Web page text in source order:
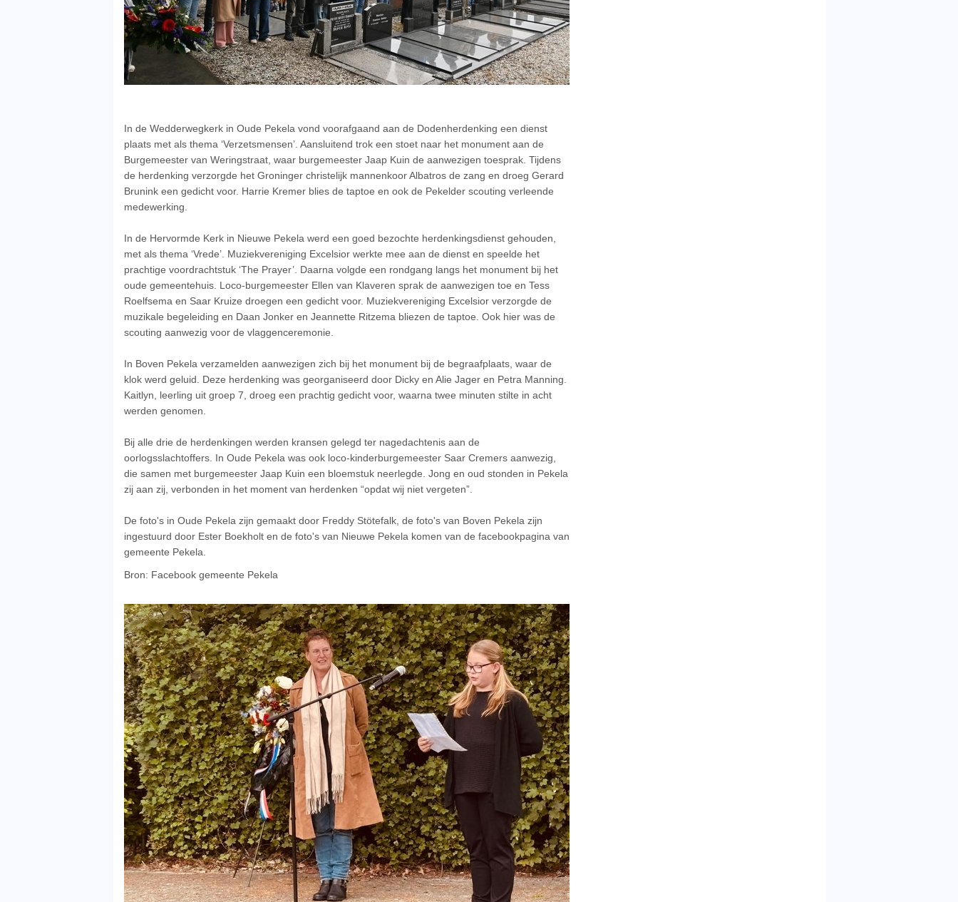
In de Wedderwegkerk in Oude Pekela vond voorafgaand aan de Dodenherdenking een dienst
plaats met als thema ‘Verzetsmensen’. Aansluitend trok een stoet naar het monument aan de
Burgemeester van Weringstraat, waar burgemeester Jaap Kuin de aanwezigen toesprak. Tijdens
de herdenking verzorgde het Groninger christelijk mannenkoor Albatros de zang en droeg Gerard
Brunink een gedicht voor. Harrie Kremer blies de taptoe en ook de Pekelder scouting verleende
medewerking.
In de Hervormde Kerk in Nieuwe Pekela werd een goed bezochte herdenkingsdienst gehouden,
met als thema ‘Vrede’. Muziekvereniging Excelsior werkte mee aan de dienst en speelde het
prachtige voordrachtstuk ‘The Prayer’. Daarna volgde een rondgang langs het monument bij het
oude gemeentehuis. Loco-burgemeester Ellen van Klaveren sprak de aanwezigen toe en Tess
Roelfsema en Saar Kruize droegen een gedicht voor. Muziekvereniging Excelsior verzorgde de
muzikale begeleiding en Daan Jonker en Jeannette Ritzema bliezen de taptoe. Ook hier was de
scouting aanwezig voor de vlaggenceremonie.
In Boven Pekela verzamelden aanwezigen zich bij het monument bij de begraafplaats, waar de
klok werd geluid. Deze herdenking was georganiseerd door Dicky en Alie Jager en Petra Manning.
Kaitlyn, leerling uit groep 7, droeg een prachtig gedicht voor, waarna twee minuten stilte in acht
werden genomen.
Bij alle drie de herdenkingen werden kransen gelegd ter nagedachtenis aan de
oorlogsslachtoffers. In Oude Pekela was ook loco-kinderburgemeester Saar Cremers aanwezig,
die samen met burgemeester Jaap Kuin een bloemstuk neerlegde. Jong en oud stonden in Pekela
zij aan zij, verbonden in het moment van herdenken “opdat wij niet vergeten”.
De foto's in Oude Pekela zijn gemaakt door Freddy Stötefalk, de foto's van Boven Pekela zijn
ingestuurd door Ester Boekholt en de foto's van Nieuwe Pekela komen van de facebookpagina van
gemeente Pekela.
Bron: Facebook gemeente Pekela